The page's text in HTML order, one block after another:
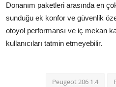
Donanım paketleri arasında en
sunduğu ek konfor ve güvenlik
otoyol performansı ve iç mekan
kullanıcıları tatmin etmeyebilir.
Peugeot 206 1.4